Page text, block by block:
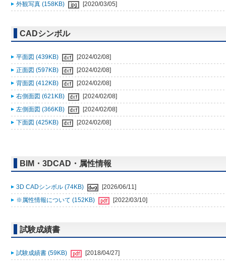
外観写真 (158KB) [2020/03/05]
CADシンボル
平面図 (439KB)
[2024/02/08]
正面図 (597KB)
[2024/02/08]
背面図 (412KB)
[2024/02/08]
右側面図 (621KB)
[2024/02/08]
左側面図 (366KB)
[2024/02/08]
下面図 (425KB)
[2024/02/08]
BIM・3DCAD・属性情報
3D CADシンボル (74KB)
[2026/06/11]
※属性情報について (152KB)
[2022/03/10]
試験成績書
試験成績書 (59KB) [2018/04/27]